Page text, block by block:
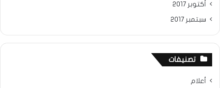
أكتوبر 2017
سبتمبر 2017
تصنيفات
أعلام